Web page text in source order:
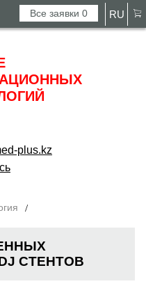
Все заявки0 RU
plus.kz
СТЕНТОВ